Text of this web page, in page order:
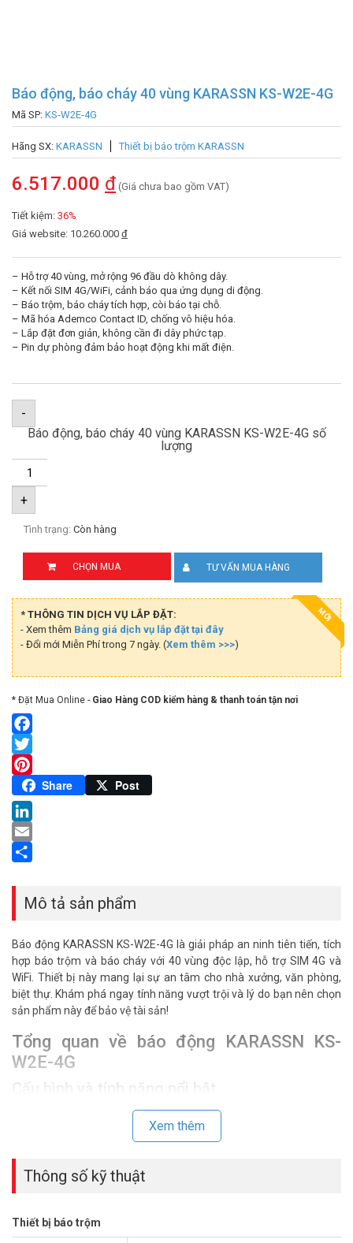
Báo động, báo cháy 40 vùng KARASSN KS-W2E-4G
Mã SP: KS-W2E-4G
Hãng SX: KARASSN Thiết bị báo trộm KARASSN
6.517.000 đ (Giá chưa bao gồm VAT)
Tiết kiệm: 36%
Giá website: 10.260.000 đ
– Hỗ trợ 40 vùng, mở rộng 96 đầu dò không dây.
– Kết nối SIM 4G/WiFi, cảnh báo qua ứng dụng di động.
– Báo trộm, báo cháy tích hợp, còi báo tại chỗ.
– Mã hóa Ademco Contact ID, chống vô hiệu hóa.
– Lắp đặt đơn giản, không cần đi dây phức tạp.
– Pin dự phòng đảm bảo hoạt động khi mất điện.
-
Báo động, báo cháy 40 vùng KARASSN KS-W2E-4G số
lượng
+
Tình trạng: Còn hàng
CHỌN MUA TƯ VẤN MUA HÀNG
MỚI
* THÔNG TIN DỊCH VỤ LẮP ĐẶT:
- Xem thêm Bảng giá dịch vụ lắp đặt tại đây
- Đổi mới Miễn Phí trong 7 ngày. (Xem thêm >>>)
* Đặt Mua Online - Giao Hàng COD kiểm hàng & thanh toán tận nơi
Facebook
Twitter
Pinterest
Share Post
LinkedIn
Email
Mô tả sản phẩm
Báo động KARASSN KS-W2E-4G là giải pháp an ninh tiên tiến, tích
hợp báo trộm và báo cháy với 40 vùng độc lập, hỗ trợ SIM 4G và
WiFi. Thiết bị này mang lại sự an tâm cho nhà xưởng, văn phòng,
biệt thự. Khám phá ngay tính năng vượt trội và lý do bạn nên chọn
sản phẩm này để bảo vệ tài sản!
Tổng quan về báo động KARASSN KS-
W2E-4G
Cấu hình và tính năng nổi bật
Báo động KARASSN KS-W2E-4G hỗ trợ 40 vùng (32 không dây, 8 có
dây), tích hợp mạng TCP/IP, GSM/4G. Thiết bị cho phép gửi cảnh
báo qua tin nhắn, cuộc gọi, hoặc ứng dụng di động. Còi báo tích hợp
và khả năng kết nối 4 bàn phím có dây KS-33E tăng cường khả
năng điều khiển.
Xem thêm
Thông số kỹ thuật
Thiết bị báo trộm